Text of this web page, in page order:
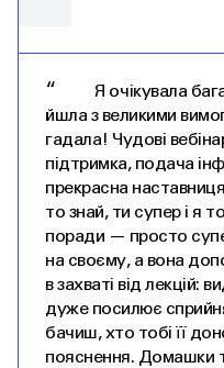
“
Я очікувала
йшла з великими
гадала! Чудові
підтримка, подача
прекрасна
то знай, ти супер і я
поради — просто
на своєму, а вона
в захваті від лекцій:
дуже посилює
бачиш, хто тобі її
пояснення. Домашки